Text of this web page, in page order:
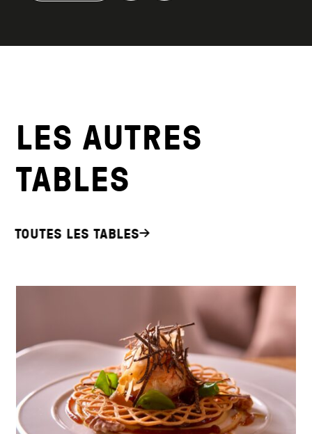
LES AUTRES
TABLES
TOUTES LES TABLES